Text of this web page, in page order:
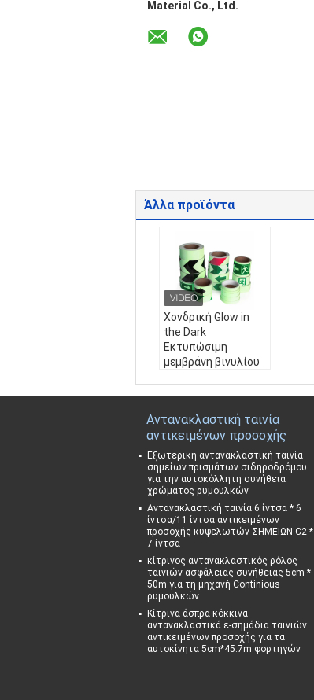
Material Co., Ltd.
Άλλα προϊόντα
Χονδρική Glow in
the Dark
Εκτυπώσιμη
μεμβράνη βινυλίου
έκτακτης ανάγκης
Ονομα:Χονδρική Gl
ow in the Dark Εκτυ
πώσιμη μεμβράνη βι
νυλίου Photolumine
scent Glow in Dark F
ilm για Πινακί
Εφαρμογή:Εσωτερ
ικές και εξωτερικέ
ς πινακίδες
Συγκολλητικός:Π.
Σ.Α.
ΜΕΓΕΘΟΣ:
5.7m
Αντανακλαστική ταινία
αντικειμένων προσοχής
Εξωτερική αντανακλαστική ταινία
σημείων πρισμάτων σιδηροδρόμου
για την αυτοκόλλητη συνήθεια
χρώματος ρυμουλκών
Αντανακλαστική ταινία 6 ίντσα * 6
ίντσα/11 ίντσα αντικειμένων
προσοχής κυψελωτών ΣΗΜΕΙΩΝ C2 *
7 ίντσα
κίτρινος αντανακλαστικός ρόλος
ταινιών ασφάλειας συνήθειας 5cm *
50m για τη μηχανή Continious
ρυμουλκών
Κίτρινα άσπρα κόκκινα
αντανακλαστικά ε-σημάδια ταινιών
αντικειμένων προσοχής για τα
αυτοκίνητα 5cm*45.7m φορτηγών